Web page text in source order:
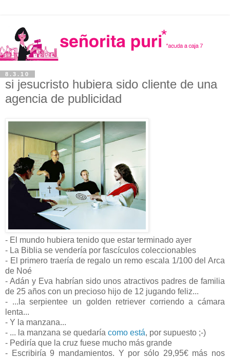
8.3.10
si jesucristo hubiera sido cliente de una
agencia de publicidad
- El mundo hubiera tenido que estar terminado ayer
- La Biblia se vendería por fascículos coleccionables
- El primero traería de regalo un remo escala 1/100 del Arca
de Noé
- Adán y Eva habrían sido unos atractivos padres de familia
de 25 años con un precioso hijo de 12 jugando feliz...
- ...la serpientee un golden retriever corriendo a cámara
lenta...
- Y la manzana...
- ... la manzana se quedaría como está, por supuesto ;-)
- Pediría que la cruz fuese mucho más grande
- Escribiría 9 mandamientos. Y por sólo 29,95€ más nos